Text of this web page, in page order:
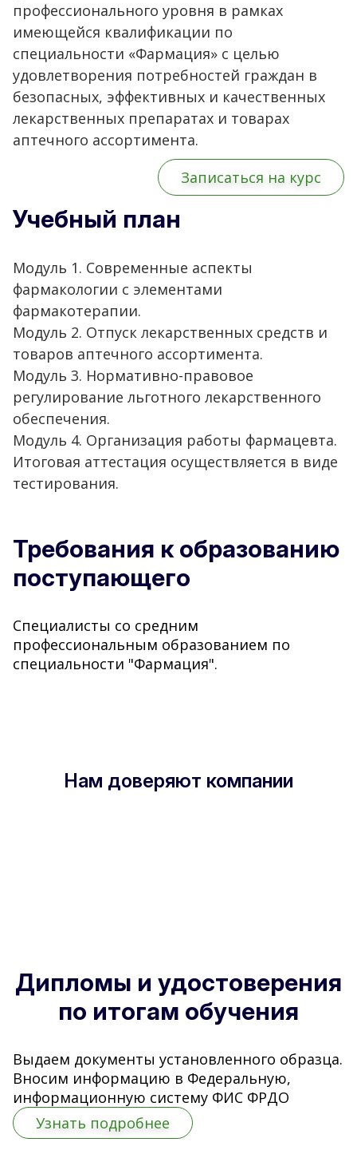
профессионального уровня в рамках
имеющейся квалификации по
специальности «Фармация» с целью
удовлетворения потребностей граждан в
безопасных, эффективных и качественных
лекарственных препаратах и товарах
аптечного ассортимента.
Записаться на курс
Учебный план
Модуль 1. Современные аспекты
фармакологии с элементами
фармакотерапии.
Модуль 2. Отпуск лекарственных средств и
товаров аптечного ассортимента.
Модуль 3. Нормативно-правовое
регулирование льготного лекарственного
обеспечения.
Модуль 4. Организация работы фармацевта.
Итоговая аттестация осуществляется в виде
тестирования.
Требования к образованию
поступающего
Специалисты со средним
профессиональным образованием по
специальности "Фармация".
Нам доверяют компании
Дипломы и удостоверения
по итогам обучения
Выдаем документы установленного образца.
Вносим информацию в Федеральную,
информационную систему ФИС ФРДО
Узнать подробнее